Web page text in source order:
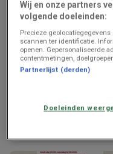
ZOJUIST
AD Delhaize
Prijsgegevens
Wij en onze partners
volgende doeleinden:
Precieze
scannen ter identificatie.
openen. Gepersonaliseerde
contentmetingen,
Partnerlijst (derden)
Doeleinden